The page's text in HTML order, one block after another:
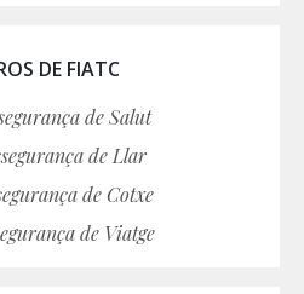
DE FIATC
de Salut
de Llar
de Cotxe
de Viatge